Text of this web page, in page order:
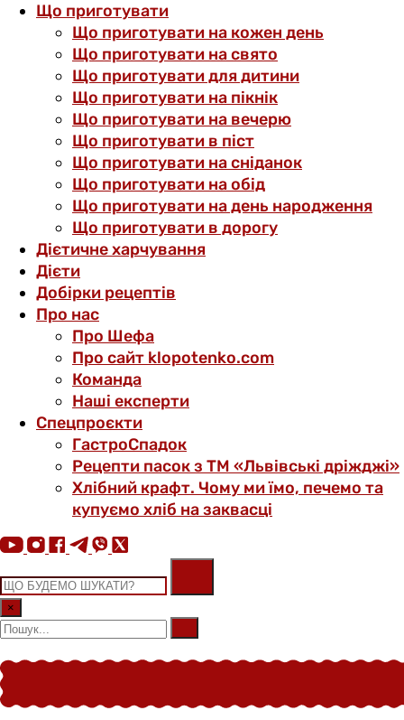
Що приготувати
Що приготувати на кожен день
Що приготувати на свято
Що приготувати для дитини
Що приготувати на пікнік
Що приготувати на вечерю
Що приготувати в піст
Що приготувати на сніданок
Що приготувати на обід
Що приготувати на день народження
Що приготувати в дорогу
Дієтичне харчування
Дієти
Добірки рецептів
Про нас
Про Шефа
Про сайт klopotenko.com
Команда
Наші експерти
Спецпроєкти
ГастроСпадок
Рецепти пасок з ТМ «Львівські дріжджі»
Хлібний крафт. Чому ми їмо, печемо та
купуємо хліб на заквасці
×